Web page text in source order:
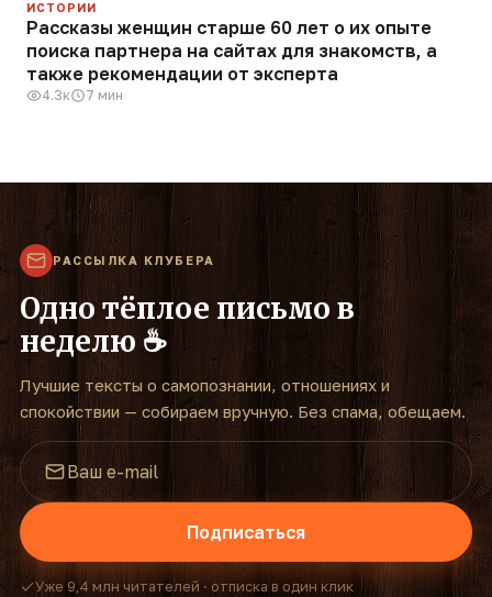
ИСТОРИИ
Рассказы женщин старше 60 лет о их опыте
поиска партнера на сайтах для знакомств, а
также рекомендации от эксперта
4.3к 7 мин
РАССЫЛКА КЛУБЕРА
Одно тёплое письмо в
неделю ☕
Лучшие тексты о самопознании, отношениях и
спокойствии — собираем вручную. Без спама, обещаем.
Подписаться
Уже 9,4 млн читателей · отписка в один клик